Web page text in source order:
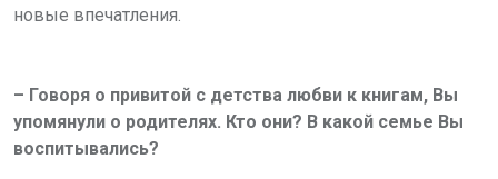
новые впечатления.
– Говоря о привитой с детства любви к книгам, Вы
упомянули о родителях. Кто они? В какой семье Вы
воспитывались?